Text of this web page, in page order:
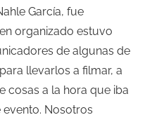
García, fue
organizado estuvo
de algunas de
llevarlos a filmar, a
cosas a la hora que iba
evento. Nosotros